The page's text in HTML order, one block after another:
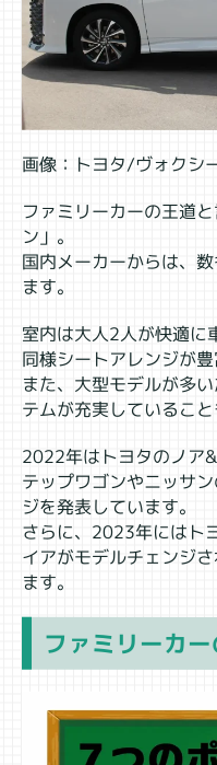
画像：トヨタ/ヴォクシ
ファミリーカーの王道
ン」。
国内メーカーからは、
ます。
室内は大人2人が快適に
同様シートアレンジが豊
また、大型モデルが多
テムが充実していること
2022年はトヨタのノア
テップワゴンやニッサ
ジを発表しています。
さらに、2023年にはト
イアがモデルチェンジ
ます。
ファミリーカ